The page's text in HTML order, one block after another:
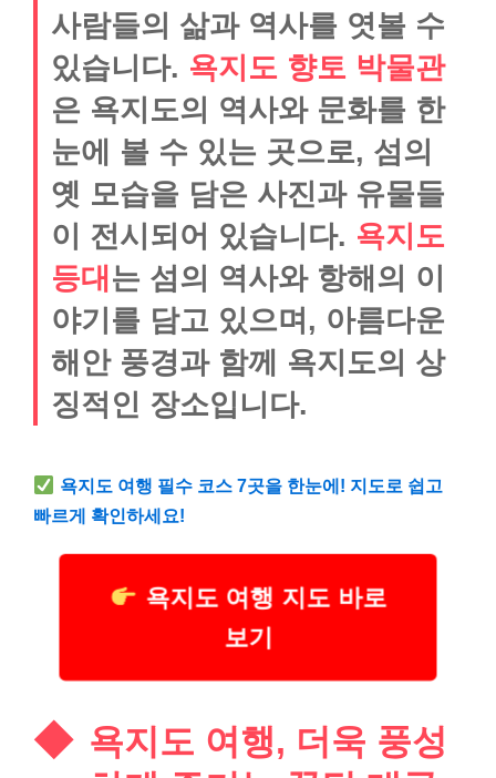
사람들의 삶과 역사를 엿볼 수
있습니다. 욕지도 향토 박물관
은 욕지도의 역사와 문화를 한
눈에 볼 수 있는 곳으로, 섬의
옛 모습을 담은 사진과 유물들
이 전시되어 있습니다. 욕지도
등대 는 섬의 역사와 항해의 이
야기를 담고 있으며, 아름다운
해안 풍경과 함께 욕지도의 상
징적인 장소입니다.
욕지도 여행 필수 코스 7곳을 한눈에! 지도로 쉽고
빠르게 확인하세요!
욕지도 여행 지도 바로
보기
욕지도 여행, 더욱 풍성